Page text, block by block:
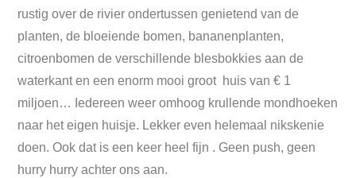
rustig over de rivier ondertussen genietend van de
planten, de bloeiende bomen, bananenplanten,
citroenbomen de verschillende blesbokkies aan de
waterkant en een enorm mooi groot huis van € 1
miljoen… Iedereen weer omhoog krullende mondhoeken
naar het eigen huisje. Lekker even helemaal nikskenie
doen. Ook dat is een keer heel fijn . Geen push, geen
hurry hurry achter ons aan.